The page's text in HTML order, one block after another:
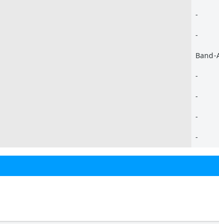
-
-
Band-
-
-
-
-